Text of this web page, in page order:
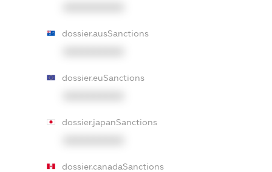
dossier.ausSanctions
dossier.euSanctions
dossier.japanSanctions
dossier.canadaSanctions